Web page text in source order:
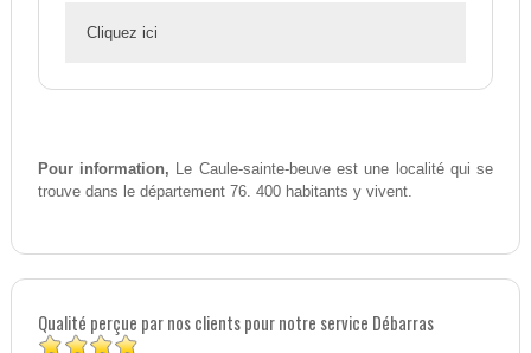
Cliquez ici
Pour information, Le Caule-sainte-beuve est une localité qui se
trouve dans le département 76. 400 habitants y vivent.
Qualité perçue par nos clients pour notre service Débarras